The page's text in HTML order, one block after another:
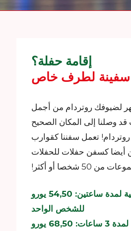
إقامة حفلة؟
سفينة لطرف خاص
لضيوفك روتردام من أجمل
قد وصلنا إلى المكان الصحيح
تعمل سفننا كقوارب
أيضا كسفن حفلات للحفلات
50 شخصا أو أكثر!
رحلة احتفالية لمدة ساعتين: 54,50 يورو
للشخص الواحد
رحلة احتفالية لمدة 3 ساعات: 68,50 يورو